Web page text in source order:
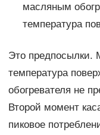
масляным
температура
Это предпосылки.
температура
обогревателя не
Второй момент
пиковое